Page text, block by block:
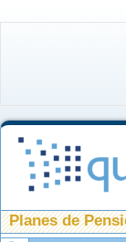
Planes de